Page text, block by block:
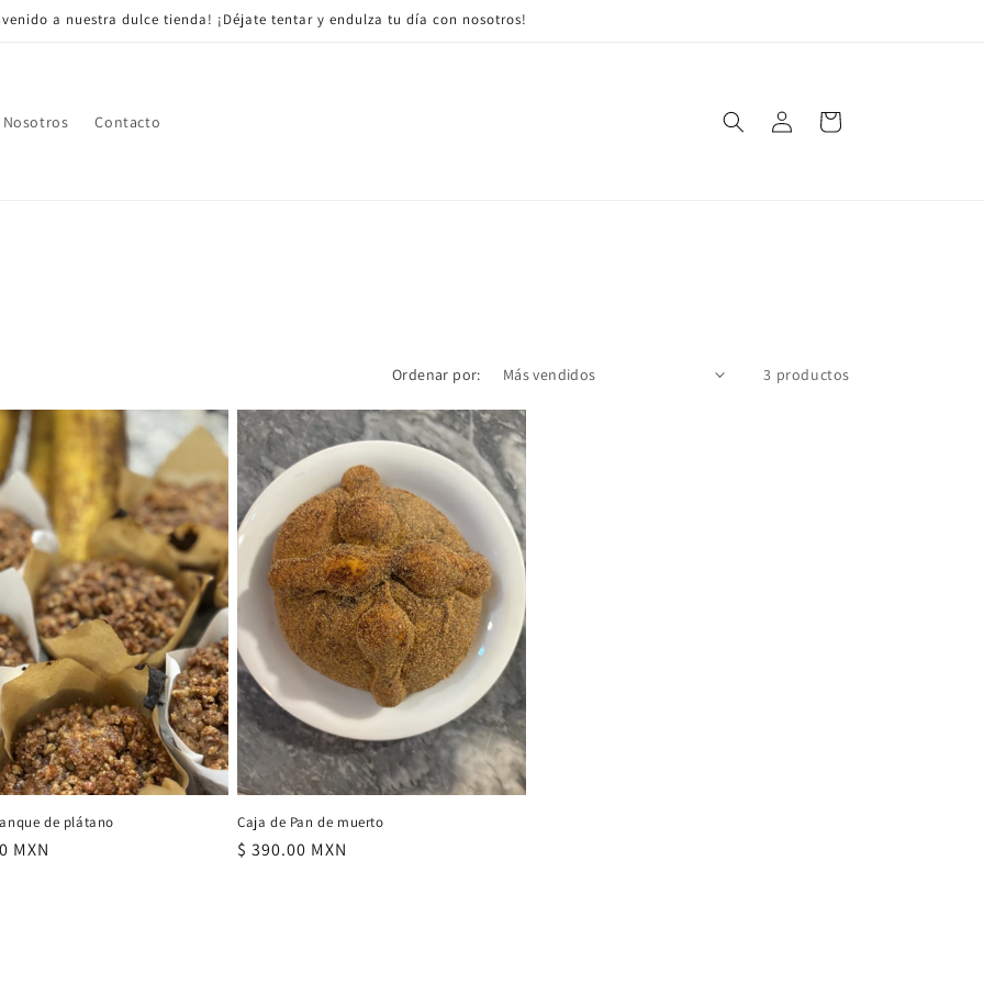
a nuestra dulce tienda! ¡Déjate tentar y endulza tu día con nosotros!
Nosotros Contacto
sesión
Carrito
Ordenar por: 3 productos
de plátano
MXN
Caja de Pan de muerto
Precio
$ 390.00 MXN